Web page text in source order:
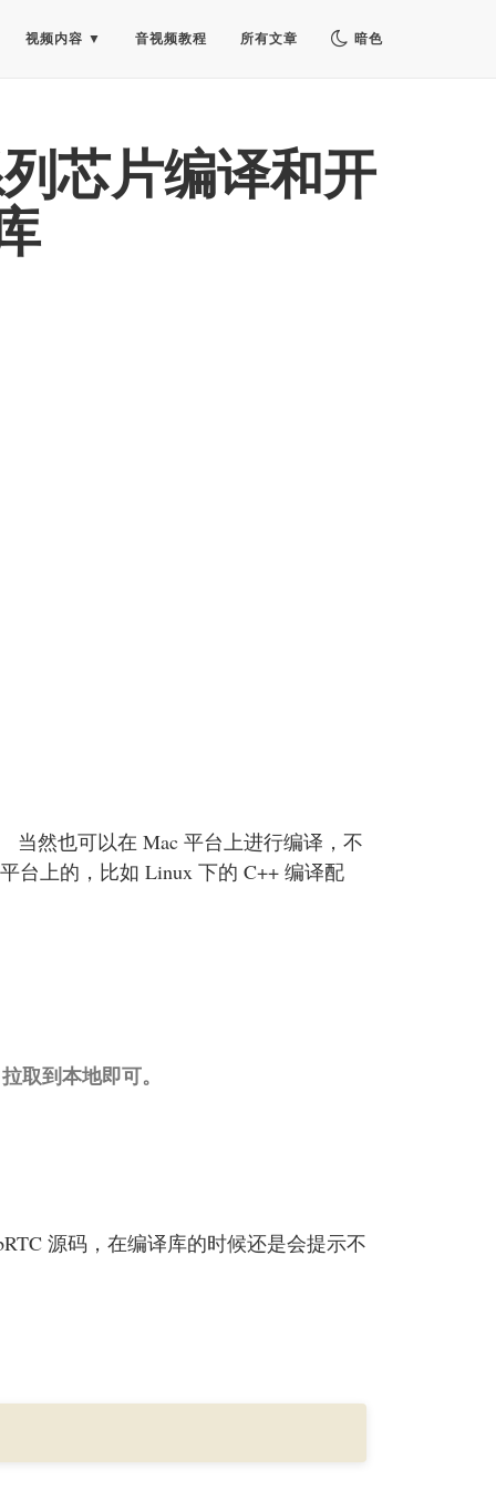
视频内容 音视频教程 所有文章 暗色
芯片编译和开
当然也可以在 Mac 平台上进行编译，不
台上的，比如 Linux 下的 C++ 编译配
取到本地即可。
源码，在编译库的时候还是会提示不